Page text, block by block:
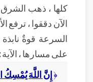
كلها ، ذهب
الآن دققوا ، ترفع
السرعة قوةٌ نابذة
على مسارها ، الآية :
﴿إِنَّ اللَّهَ يُمْسِكُ